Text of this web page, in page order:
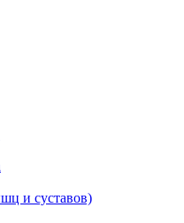
и суставов)